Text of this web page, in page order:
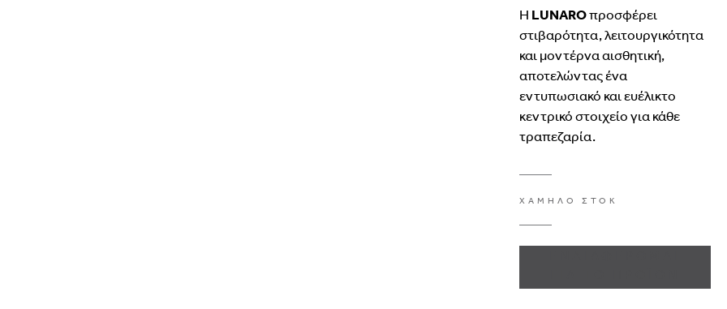
ΗLUNAROπροσφέρει
στιβαρότητα,λειτουργικότητα
καιμοντέρνααισθητική,
αποτελώνταςένα
εντυπωσιακόκαιευέλικτο
κεντρικόστοιχείογιακάθε
τραπεζαρία.
ΧΑΜΗΛΟ ΣΤΟΚ